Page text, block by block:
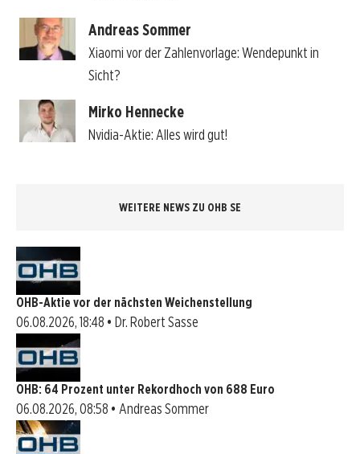
Andreas Sommer
Xiaomi vor der Zahlenvorlage: Wendepunkt in
Sicht?
Mirko Hennecke
Nvidia-Aktie: Alles wird gut!
WEITERE NEWS ZU OHB SE
OHB-Aktie vor der nächsten Weichenstellung
06.08.2026, 18:48 • Dr. Robert Sasse
OHB: 64 Prozent unter Rekordhoch von 688 Euro
06.08.2026, 08:58 • Andreas Sommer